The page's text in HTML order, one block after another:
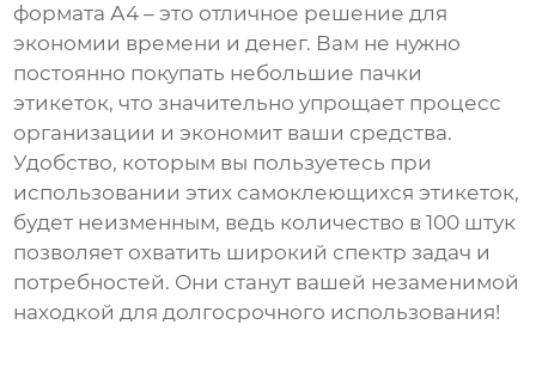
формата А4 – это отличное решение для
экономии времени и денег. Вам не нужно
постоянно покупать небольшие пачки
этикеток, что значительно упрощает процесс
организации и экономит ваши средства.
Удобство, которым вы пользуетесь при
использовании этих самоклеющихся этикеток,
будет неизменным, ведь количество в 100 штук
позволяет охватить широкий спектр задач и
потребностей. Они станут вашей незаменимой
находкой для долгосрочного использования!